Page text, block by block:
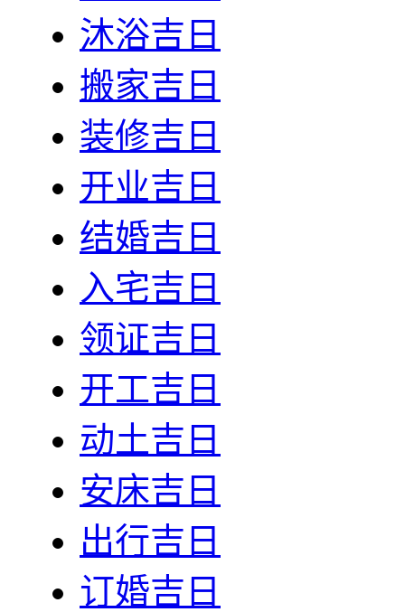
沐浴吉日
搬家吉日
装修吉日
开业吉日
结婚吉日
入宅吉日
领证吉日
开工吉日
动土吉日
安床吉日
出行吉日
订婚吉日